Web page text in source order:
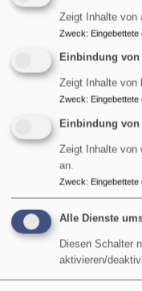
Wir
Hauptnavigation
Startseite
Zeigt Inhalte von
Zweck:
Einbindung von
Zeigt Inhalte von
Zweck:
Einbindung von
Zeigt Inhalte von
an.
Zweck:
Alle Dienste
Diesen Schalter
aktivieren/